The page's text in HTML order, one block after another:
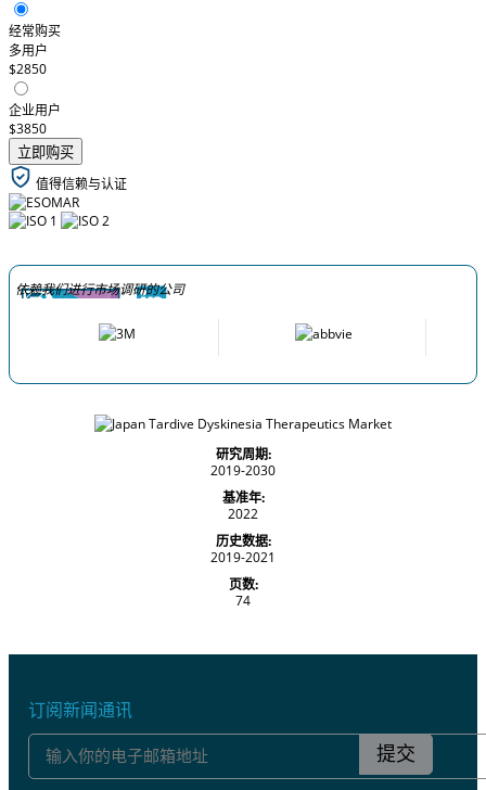
经常购买
多用户
$2850
企业用户
$3850
立即购买
值得信赖与认证
依赖我们进行市场调研的公司
研究周期:
2019-2030
基准年:
2022
历史数据:
2019-2021
页数:
74
订阅新闻通讯
提交